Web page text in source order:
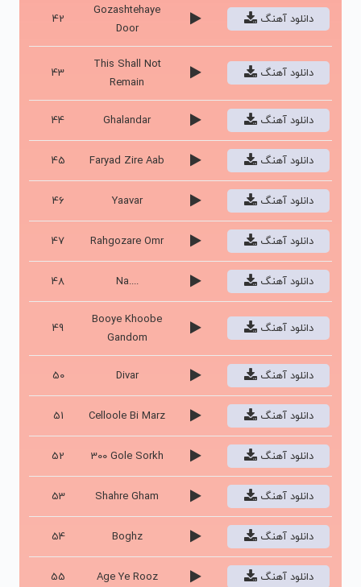
42
Gozashtehaye
Door
دانلود آهنگ
43
This Shall Not
Remain
دانلود آهنگ
44 Ghalandar دانلود آهنگ
45 Faryad Zire Aab دانلود آهنگ
46 Yaavar دانلود آهنگ
47 Rahgozare Omr دانلود آهنگ
48 Na.... دانلود آهنگ
49
Booye Khoobe
Gandom
دانلود آهنگ
50 Divar دانلود آهنگ
51 Celloole Bi Marz دانلود آهنگ
52 300 Gole Sorkh دانلود آهنگ
53 Shahre Gham دانلود آهنگ
54 Boghz دانلود آهنگ
55 Age Ye Rooz دانلود آهنگ